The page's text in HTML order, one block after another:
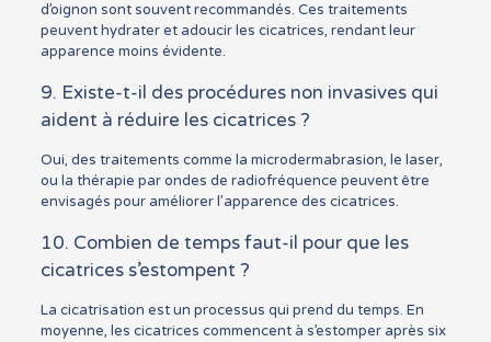
d’oignon sont souvent recommandés. Ces traitements
peuvent hydrater et adoucir les cicatrices, rendant leur
apparence moins évidente.
9. Existe-t-il des procédures non invasives qui
aident à réduire les cicatrices ?
Oui, des traitements comme la microdermabrasion, le laser,
ou la thérapie par ondes de radiofréquence peuvent être
envisagés pour améliorer l’apparence des cicatrices.
10. Combien de temps faut-il pour que les
cicatrices s’estompent ?
La cicatrisation est un processus qui prend du temps. En
moyenne, les cicatrices commencent à s’estomper après six